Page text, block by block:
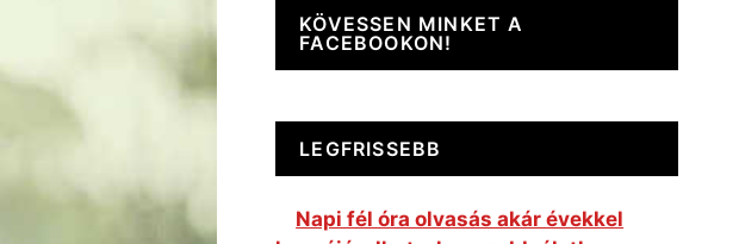
KÖVESSEN MINKET A
FACEBOOKON!
LEGFRISSEBB
Napi fél óra olvasás akár évekkel